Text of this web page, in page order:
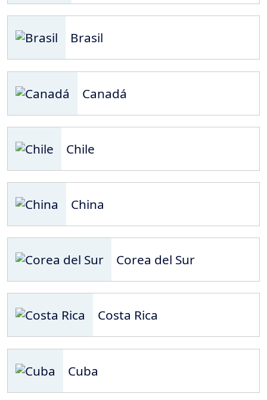
Brasil
Canadá
Chile
China
Corea del Sur
Costa Rica
Cuba